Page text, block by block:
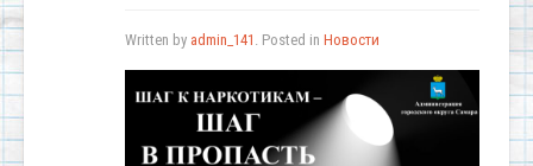
Written by admin_141 . Posted in Новости